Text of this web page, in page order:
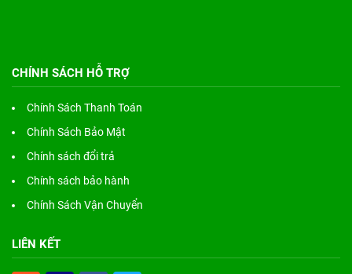
CHÍNH SÁCH HỖ TRỢ
Chính Sách Thanh Toán
Chính Sách Bảo Mật
Chính sách đổi trả
Chính sách bảo hành
Chính Sách Vận Chuyển
LIÊN KẾT